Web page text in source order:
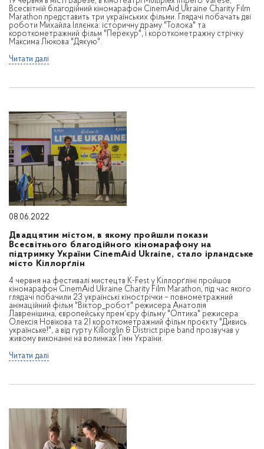
Всесвітній благодійний кіномарафон CinemAid Ukraine Charity Film
Marathon представить три українських фільми. Глядачі побачать дві
роботи Михайла Іллєнка: історичну драму "Толока" та
короткометражний фільм "Перекур", і короткометражну стрічку
Максима Люкова "Дякую".
Читати далі
08.06.2022
Двадцятим містом, в якому пройшли покази
Всесвітнього благодійного кіномарафону на
підтримку України CinemAid Ukraine, стало ірландське
місто Кіллорґлін
4 червня на фестивалі мистецтв K-Fest у Кіллорґліні пройшов
кіномарафон CinemAid Ukraine Charity Film Marathon, під час якого
глядачі побачили 23 українські кінострічки – повнометражний
анімаційний фільм "Віктор_робот" режисера Анатолія
Лавренішина, європейську прем‘єру фільму "Оптика" режисера
Олексія Новікова та 21 короткометражний фільм проєкту "Дивись
українське!", а від гурту Killorglin & District pipe band прозвучав у
живому виконанні на волинках Гімн України.
Читати далі